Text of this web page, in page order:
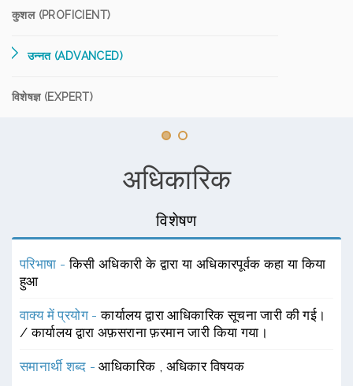
कुशल (PROFICIENT)
उन्नत (ADVANCED)
विशेषज्ञ (EXPERT)
अधिकारिक
विशेषण
परिभाषा -किसी अधिकारी के द्वारा या अधिकारपूर्वक कहा या किया
हुआ
वाक्य में प्रयोग -कार्यालय द्वारा आधिकारिक सूचना जारी की गई।
/ कार्यालय द्वारा अफ़सराना फ़रमान जारी किया गया।
समानार्थी शब्द -आधिकारिक , अधिकार विषयक